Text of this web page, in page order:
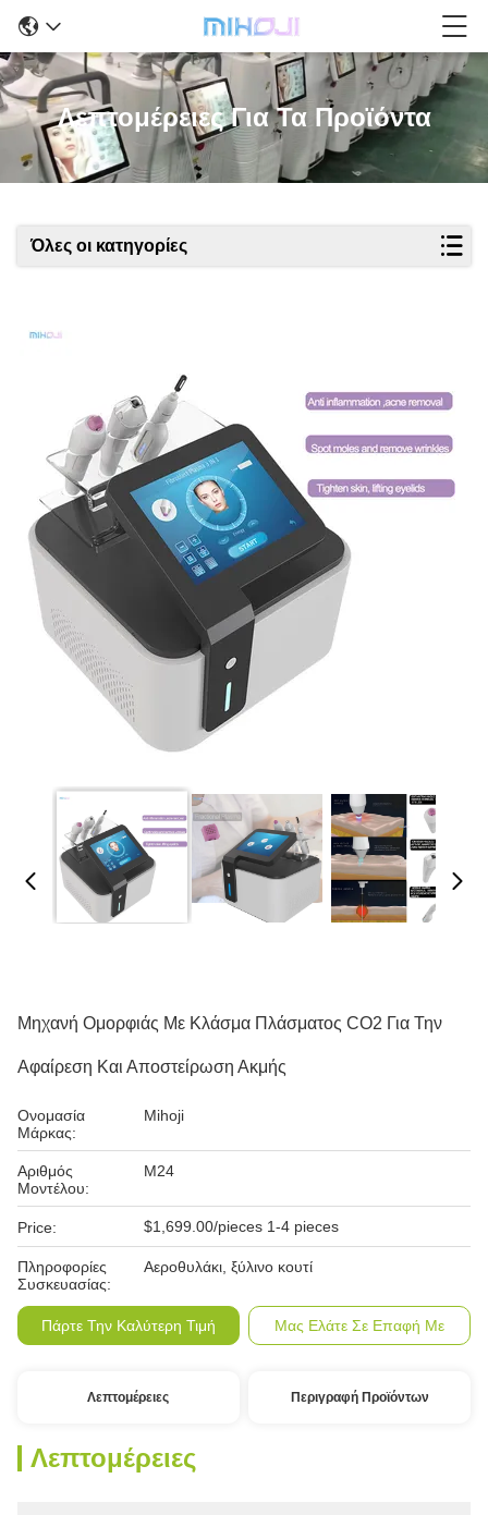
Λεπτομέρειες Για Τα Προϊόντα
Όλες οι κατηγορίες
Μηχανή Ομορφιάς Με Κλάσμα Πλάσματος CO2 Για Την
Αφαίρεση Και Αποστείρωση Ακμής
Ονομασία
Μάρκας:
Mihoji
Αριθμός
Μοντέλου:
M24
Price: $1,699.00/pieces 1-4 pieces
Πληροφορίες
Συσκευασίας:
Αεροθυλάκι, ξύλινο κουτί
Πάρτε Την Καλύτερη Τιμή Μας Ελάτε Σε Επαφή Με
Λεπτομέρειες Περιγραφή Προϊόντων
Λεπτομέρειες